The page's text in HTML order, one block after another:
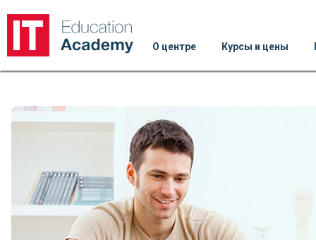
О центре Курсы и цены